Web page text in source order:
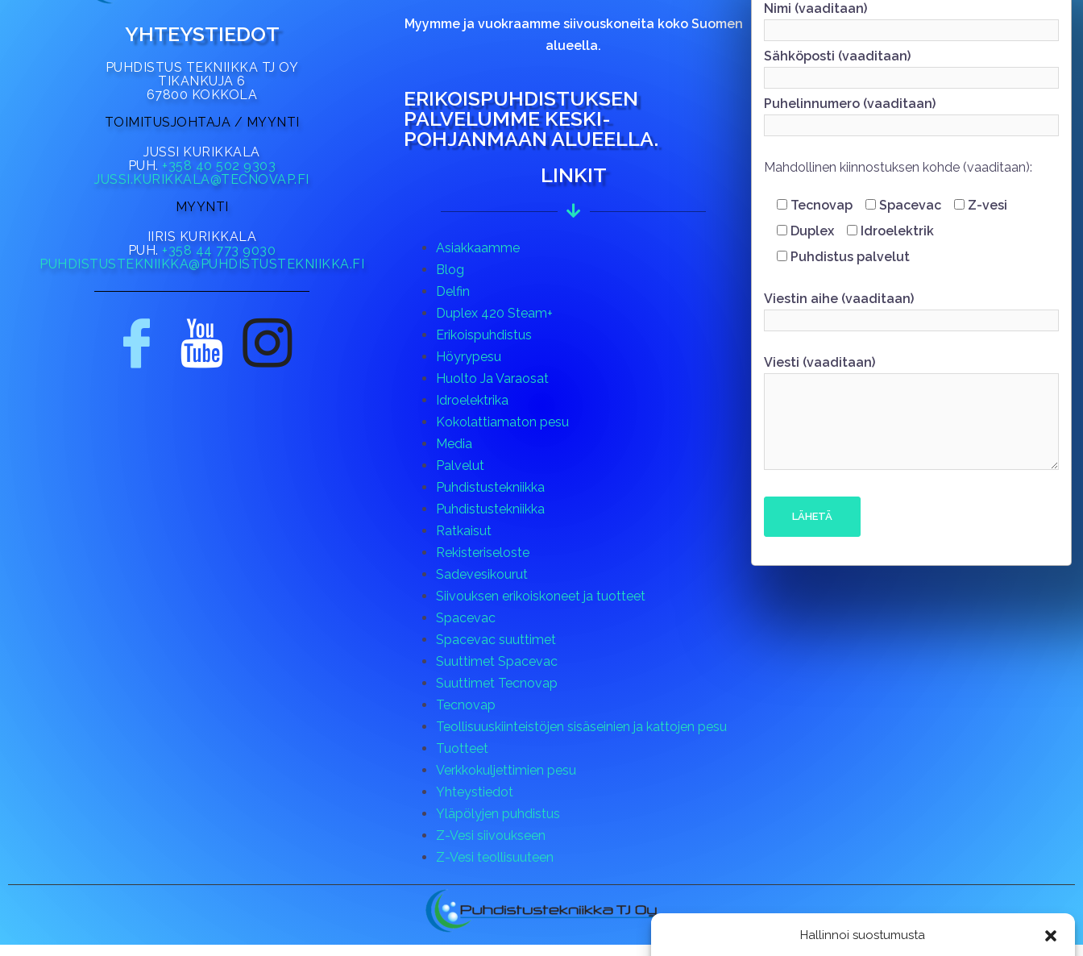
Hallinnoi suostumusta
YHTEYSTIEDOT
PUHDISTUS TEKNIIKKA TJ OY
TIKANKUJA 6
67800 KOKKOLA
TOIMITUSJOHTAJA / MYYNTI
JUSSI KURIKKALA
PUH. +358 40 502 9303
JUSSI.KURIKKALA@TECNOVAP.FI
MYYNTI
IIRIS KURIKKALA
PUH. +358 44 773 9030
PUHDISTUSTEKNIIKKA@PUHDISTUSTEKNIIKKA.FI
Myymme ja vuokraamme siivouskoneita koko Suomen
alueella.
ERIKOISPUHDISTUKSEN
PALVELUMME KESKI-
POHJANMAAN ALUEELLA.
LINKIT
Asiakkaamme
Blog
Delfin
Duplex 420 Steam+
Erikoispuhdistus
Höyrypesu
Huolto Ja Varaosat
Idroelektrika
Kokolattiamaton pesu
Media
Palvelut
Puhdistustekniikka
Puhdistustekniikka
Ratkaisut
Rekisteriseloste
Sadevesikourut
Siivouksen erikoiskoneet ja tuotteet
Spacevac
Spacevac suuttimet
Suuttimet Spacevac
Suuttimet Tecnovap
Tecnovap
Teollisuuskiinteistöjen sisäseinien ja kattojen pesu
Tuotteet
Verkkokuljettimien pesu
Yhteystiedot
Yläpölyjen puhdistus
Z-Vesi siivoukseen
Z-Vesi teollisuuteen
Nimi (vaaditaan)
Sähköposti (vaaditaan)
Puhelinnumero (vaaditaan)
Mahdollinen kiinnostuksen kohde (vaaditaan):
Tecnovap Spacevac
Z-vesi
Duplex
Idroelektrik
Puhdistus palvelut
Viestin aihe (vaaditaan)
Viesti (vaaditaan)